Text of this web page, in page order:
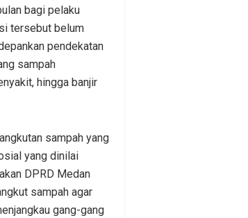
bagi pelaku
tersebut belum
pendekatan
sampah
hingga banjir
sampah yang
yang dinilai
DPRD Medan
sampah agar
gang-gang